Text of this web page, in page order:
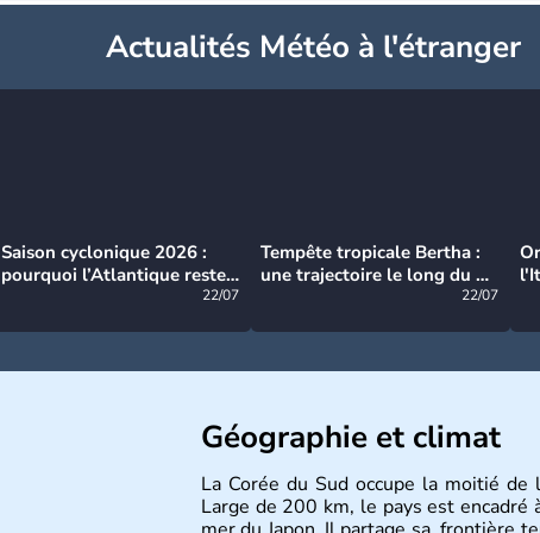
Actualités Météo à l'étranger
Saison cyclonique 2026 :
pourquoi l’Atlantique reste
22/07
Tempête tropicale Bertha :
une trajectoire le long du du
22/07
Géographie et climat
La Corée du Sud occupe la moitié
Large de 200 km, le pays est encadré